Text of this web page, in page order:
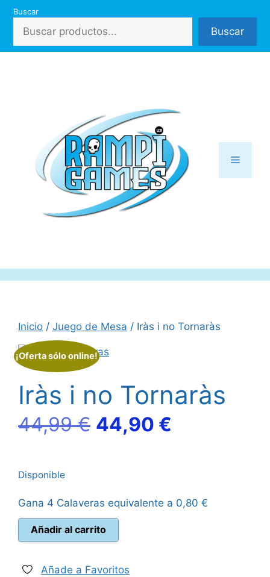
Saltar
contenido
Buscar
Buscar
Menú
Inicio / Juego de Mesa / Iràs i no Tornaràs
¡Oferta sólo online!
Iràs i no Tornaràs
44,99€ El
era:
44,99 €.
44,90 €
es:
Disponible
Gana 4 Calaveras equivalente a 0,80 €
Iràs
i
Tornaràs
Añadir al carrito
Añade a Favoritos